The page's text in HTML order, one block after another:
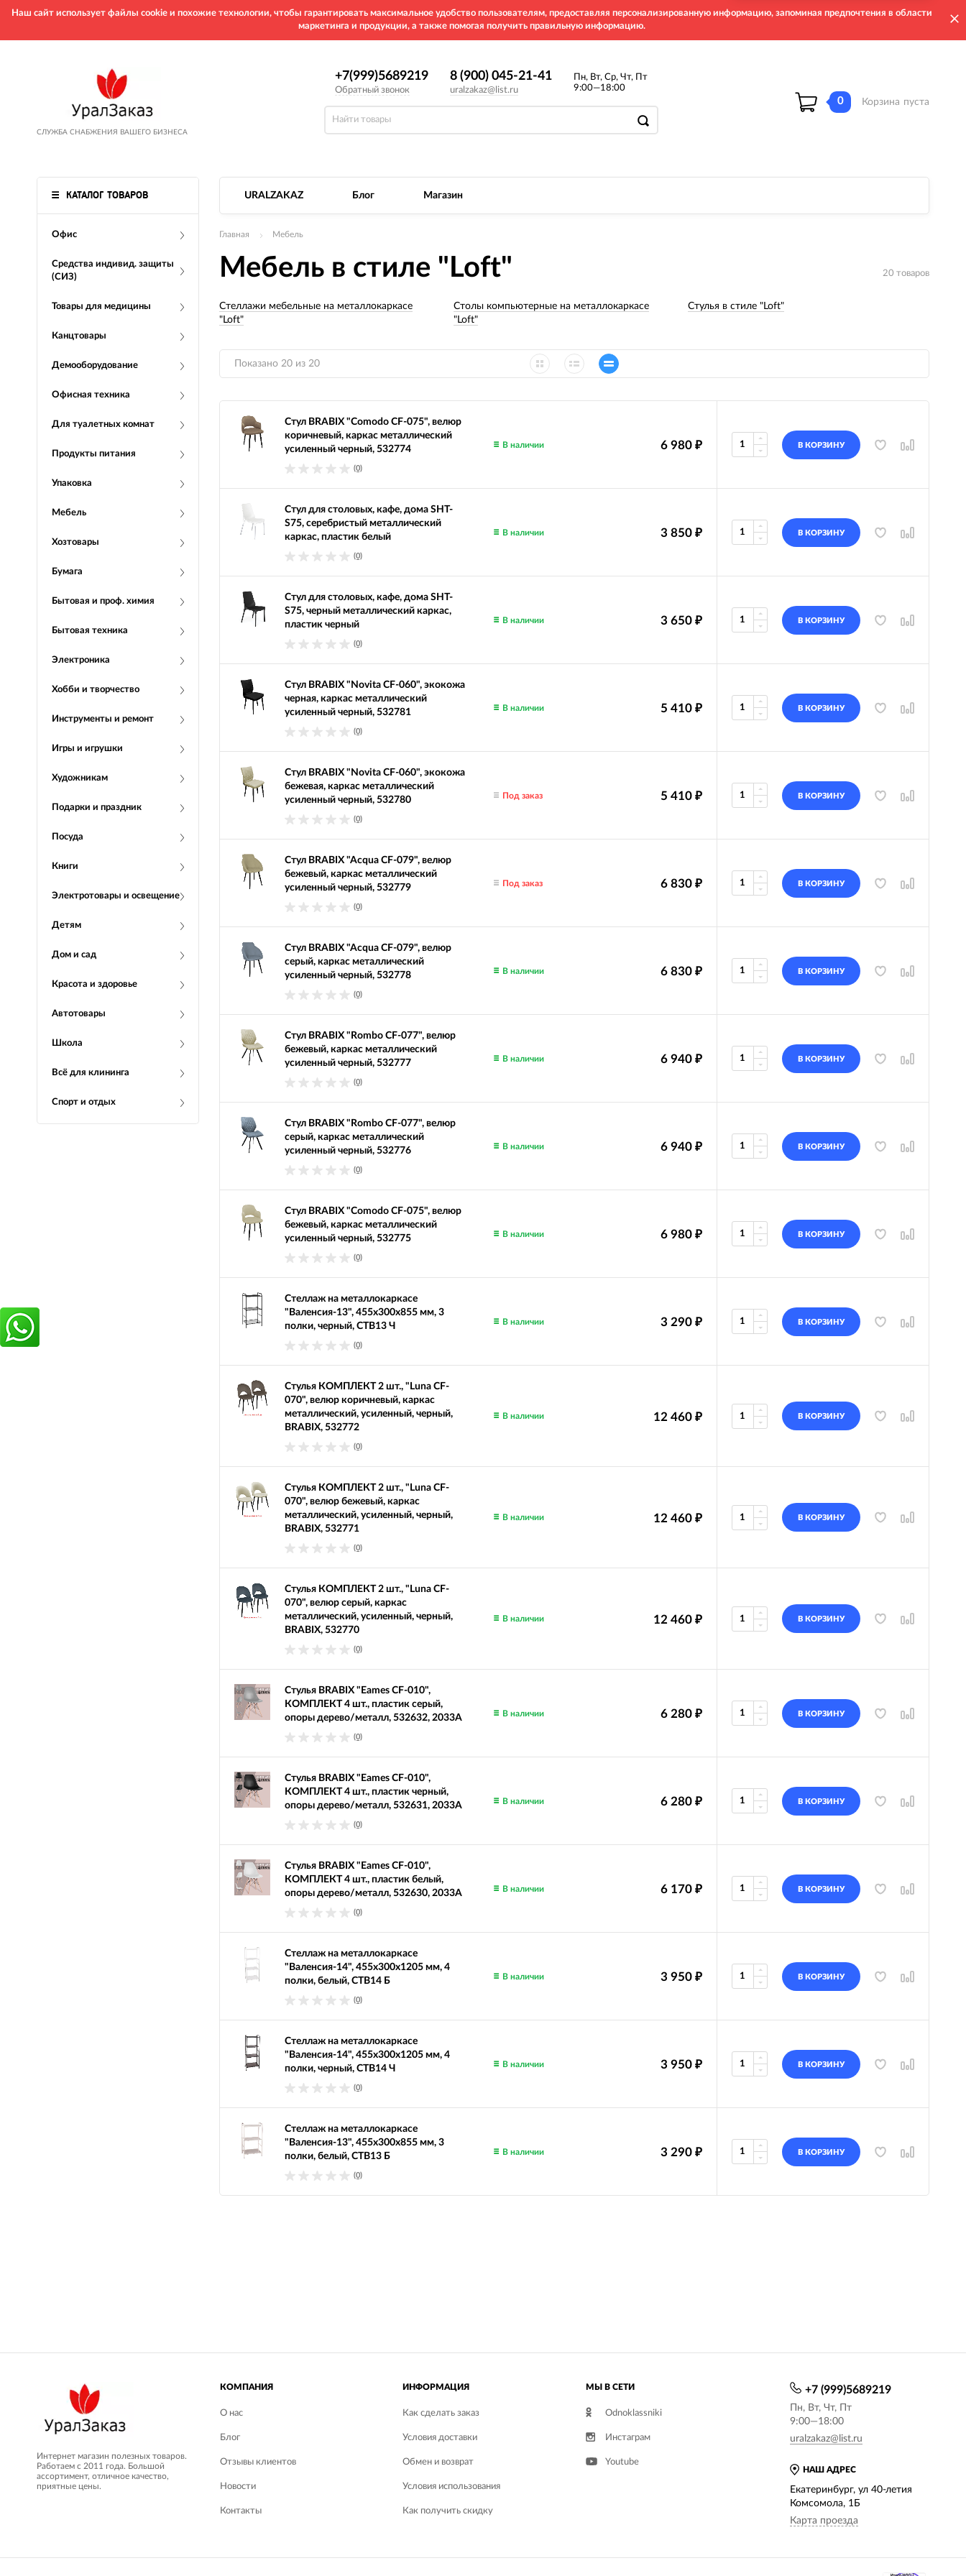
Наш сайт использует файлы cookie и похожие технологии, чтобы гарантировать максимальное удобство пользователям, предоставляя персонализированную информацию, запоминая предпочтения в области
маркетинга и продукции, а также помогая получить правильную информацию.
СЛУЖБА СНАБЖЕНИЯ ВАШЕГО БИЗНЕСА
+7(999)5689219
Обратный звонок
8 (900) 045-21-41
uralzakaz@list.ru
Пн, Вт, Ср, Чт, Пт
9:00—18:00
0 Корзина пуста
КАТАЛОГ ТОВАРОВ
Офис
Средства индивид. защиты
(СИЗ)
Товары для медицины
Канцтовары
Демооборудование
Офисная техника
Для туалетных комнат
Продукты питания
Упаковка
Мебель
Хозтовары
Бумага
Бытовая и проф. химия
Бытовая техника
Электроника
Хобби и творчество
Инструменты и ремонт
Игры и игрушки
Художникам
Подарки и праздник
Посуда
Книги
Электротовары и освещение
Детям
Дом и сад
Красота и здоровье
Автотовары
Школа
Всё для клининга
Спорт и отдых
URALZAKAZ Блог Магазин
Главная Мебель
Мебель в стиле "Loft" 20 товаров
Стеллажи мебельные на металлокаркасе
"Loft"
Столы компьютерные на металлокаркасе
"Loft"
Стулья в стиле "Loft"
Показано 20 из 20
Стул BRABIX "Comodo CF-075", велюр
коричневый, каркас металлический
усиленный черный, 532774
(0)
6 980 ₽
В наличии В КОРЗИНУ
Стул для столовых, кафе, дома SHT-
S75, серебристый металлический
каркас, пластик белый
(0)
3 850 ₽
В наличии В КОРЗИНУ
Стул для столовых, кафе, дома SHT-
S75, черный металлический каркас,
пластик черный
(0)
3 650 ₽
В наличии В КОРЗИНУ
Стул BRABIX "Novita CF-060", экокожа
черная, каркас металлический
усиленный черный, 532781
(0)
5 410 ₽
В наличии В КОРЗИНУ
Стул BRABIX "Novita CF-060", экокожа
бежевая, каркас металлический
усиленный черный, 532780
(0)
5 410 ₽
Под заказ В КОРЗИНУ
Стул BRABIX "Acqua CF-079", велюр
бежевый, каркас металлический
усиленный черный, 532779
(0)
6 830 ₽
Под заказ В КОРЗИНУ
Стул BRABIX "Acqua CF-079", велюр
серый, каркас металлический
усиленный черный, 532778
(0)
6 830 ₽
В наличии В КОРЗИНУ
Стул BRABIX "Rombo CF-077", велюр
бежевый, каркас металлический
усиленный черный, 532777
(0)
6 940 ₽
В наличии В КОРЗИНУ
Стул BRABIX "Rombo CF-077", велюр
серый, каркас металлический
усиленный черный, 532776
(0)
6 940 ₽
В наличии В КОРЗИНУ
Стул BRABIX "Comodo CF-075", велюр
бежевый, каркас металлический
усиленный черный, 532775
(0)
6 980 ₽
В наличии В КОРЗИНУ
Стеллаж на металлокаркасе
"Валенсия-13", 455х300х855 мм, 3
полки, черный, СТВ13 Ч
(0)
3 290 ₽
В наличии В КОРЗИНУ
Стулья КОМПЛЕКТ 2 шт., "Luna CF-
070", велюр коричневый, каркас
металлический, усиленный, черный,
BRABIX, 532772
(0)
12 460 ₽
В наличии В КОРЗИНУ
Стулья КОМПЛЕКТ 2 шт., "Luna CF-
070", велюр бежевый, каркас
металлический, усиленный, черный,
BRABIX, 532771
(0)
12 460 ₽
В наличии В КОРЗИНУ
Стулья КОМПЛЕКТ 2 шт., "Luna CF-
070", велюр серый, каркас
металлический, усиленный, черный,
BRABIX, 532770
(0)
12 460 ₽
В наличии В КОРЗИНУ
Стулья BRABIX "Eames CF-010",
КОМПЛЕКТ 4 шт., пластик серый,
опоры дерево/металл, 532632, 2033A
(0)
6 280 ₽
В наличии В КОРЗИНУ
Стулья BRABIX "Eames CF-010",
КОМПЛЕКТ 4 шт., пластик черный,
опоры дерево/металл, 532631, 2033A
(0)
6 280 ₽
В наличии В КОРЗИНУ
Стулья BRABIX "Eames CF-010",
КОМПЛЕКТ 4 шт., пластик белый,
опоры дерево/металл, 532630, 2033A
(0)
6 170 ₽
В наличии В КОРЗИНУ
Стеллаж на металлокаркасе
"Валенсия-14", 455х300х1205 мм, 4
полки, белый, СТВ14 Б
(0)
3 950 ₽
В наличии В КОРЗИНУ
Стеллаж на металлокаркасе
"Валенсия-14", 455х300х1205 мм, 4
полки, черный, СТВ14 Ч
(0)
3 950 ₽
В наличии В КОРЗИНУ
Стеллаж на металлокаркасе
"Валенсия-13", 455х300х855 мм, 3
полки, белый, СТВ13 Б
(0)
3 290 ₽
В наличии В КОРЗИНУ
Интернет магазин полезных товаров.
Работаем с 2011 года. Большой
ассортимент, отличное качество,
приятные цены.
КОМПАНИЯ
О нас
Блог
Отзывы клиентов
Новости
Контакты
ИНФОРМАЦИЯ
Как сделать заказ
Условия доставки
Обмен и возврат
Условия использования
Как получить скидку
МЫ В СЕТИ
Odnoklassniki
Инстаграм
Youtube
НАШ АДРЕС
Екатеринбург, ул 40-летия
Комсомола, 1Б
Карта проезда
+7 (999)5689219
Пн, Вт, Чт, Пт
9:00—18:00
uralzakaz@list.ru